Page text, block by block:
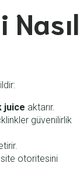
juice aktarır.
güvenilirlik
site otoritesini